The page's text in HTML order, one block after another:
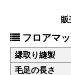
販
フロアマ
縁取り縫製
毛足の長さ